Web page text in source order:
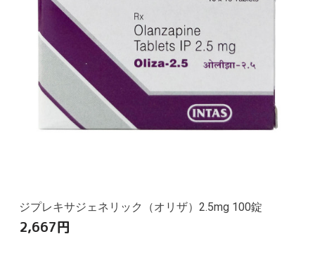
ジプレキサジェネリック（オリザ）2.5mg 100錠
2,667円